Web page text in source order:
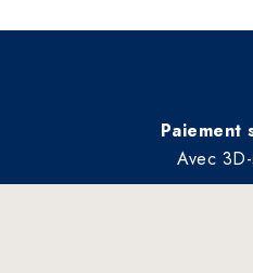
Paiement
Avec